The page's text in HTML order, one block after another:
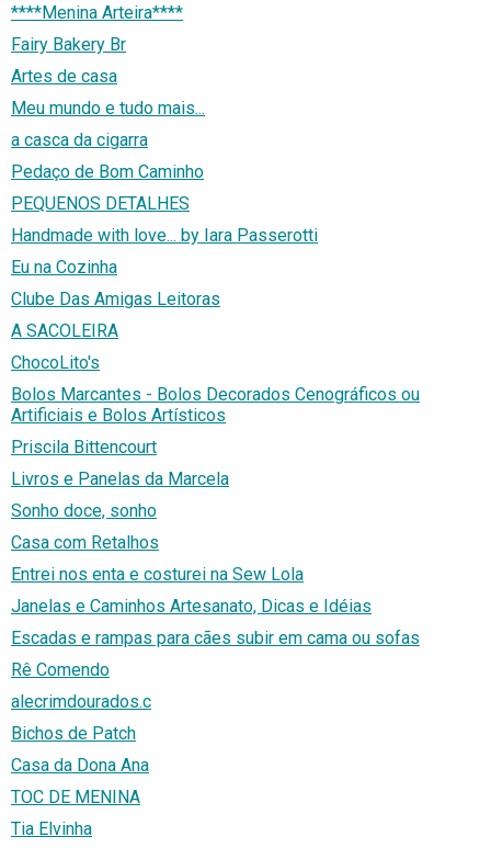
****Menina Arteira****
Fairy Bakery Br
Artes de casa
Meu mundo e tudo mais...
a casca da cigarra
Pedaço de Bom Caminho
PEQUENOS DETALHES
Handmade with love... by Iara Passerotti
Eu na Cozinha
Clube Das Amigas Leitoras
A SACOLEIRA
ChocoLito's
Bolos Marcantes - Bolos Decorados Cenográficos ou
Artificiais e Bolos Artísticos
Priscila Bittencourt
Livros e Panelas da Marcela
Sonho doce, sonho
Casa com Retalhos
Entrei nos enta e costurei na Sew Lola
Janelas e Caminhos Artesanato, Dicas e Idéias
Escadas e rampas para cães subir em cama ou sofas
Rê Comendo
alecrimdourados.c
Bichos de Patch
Casa da Dona Ana
TOC DE MENINA
Tia Elvinha